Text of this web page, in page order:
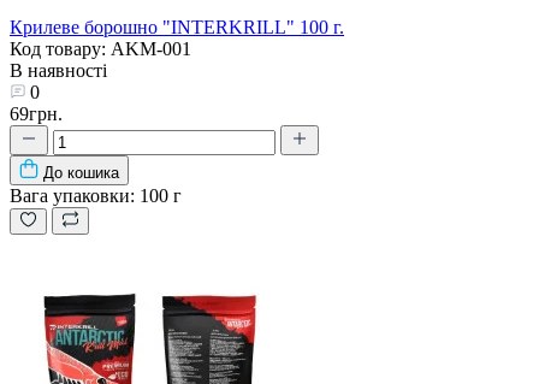
Крилеве борошно "INTERKRILL" 100 г.
Код товару: AKM-001
В наявності
0
69грн.
До кошика
Вага упаковки: 100 г